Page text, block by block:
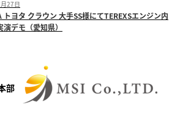
27日
トヨタ クラウン 大手SS様にてTEREXSエンジン内
デモ（愛知県）
部